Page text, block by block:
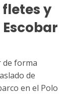
fletes y
de forma
de
en el Polo